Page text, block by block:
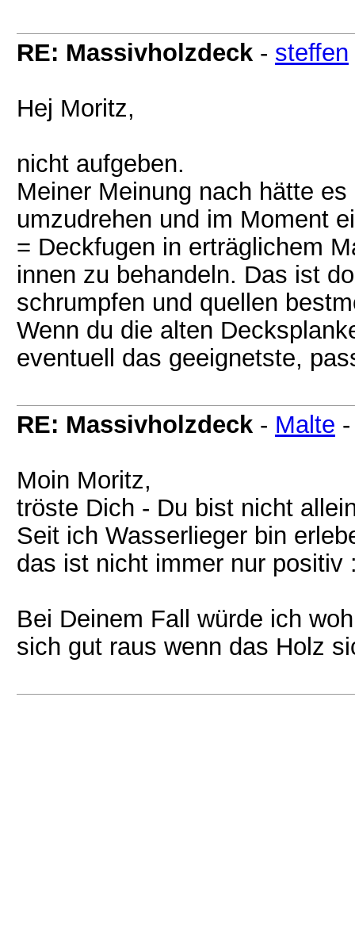
RE: Massivholzdeck - steffen
Hej Moritz,
nicht aufgeben.
Meiner Meinung nach hätte
umzudrehen und im Moment
= Deckfugen in erträglichem
innen zu behandeln. Das ist
schrumpfen und quellen
Wenn du die alten
eventuell das geeignetste,
RE: Massivholzdeck - Malte
Moin Moritz,
tröste Dich - Du bist nicht
Seit ich Wasserlieger bin
das ist nicht immer nur positiv
Bei Deinem Fall würde ich
sich gut raus wenn das Holz